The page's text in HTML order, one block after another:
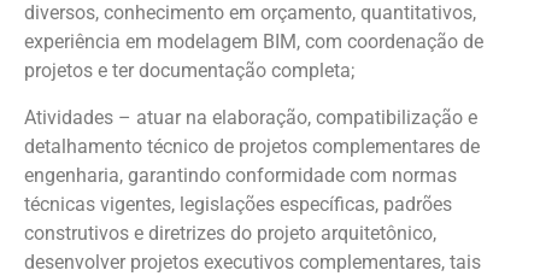
diversos, conhecimento em orçamento, quantitativos,
experiência em modelagem BIM, com coordenação de
projetos e ter documentação completa;
Atividades – atuar na elaboração, compatibilização e
detalhamento técnico de projetos complementares de
engenharia, garantindo conformidade com normas
técnicas vigentes, legislações específicas, padrões
construtivos e diretrizes do projeto arquitetônico,
desenvolver projetos executivos complementares, tais